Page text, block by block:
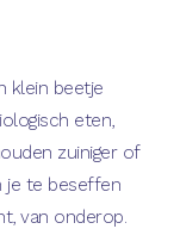
klein beetje
eten,
zuiniger of
je te beseffen
van onderop.